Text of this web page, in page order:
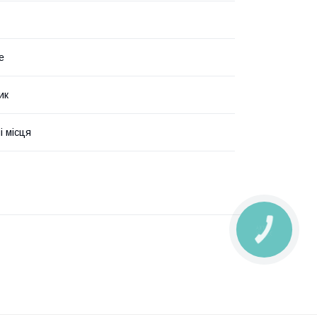
місця
КНОПКА
ЗВ'ЯЗКУ